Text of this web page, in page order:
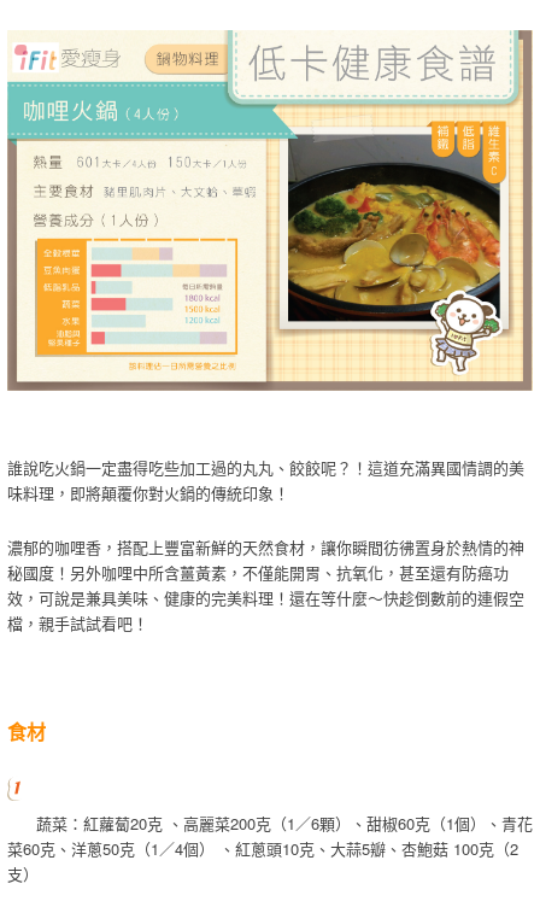
誰說吃火鍋一定盡得吃些加工過的丸丸、餃餃呢？！這道充滿異國情調的美
味料理，即將顛覆你對火鍋的傳統印象！
濃郁的咖哩香，搭配上豐富新鮮的天然食材，讓你瞬間彷彿置身於熱情的神
秘國度！另外咖哩中所含薑黃素，不僅能開胃、抗氧化，甚至還有防癌功
效，可說是兼具美味、健康的完美料理！還在等什麼～快趁倒數前的連假空
檔，親手試試看吧！
食材
蔬菜：紅蘿蔔20克 、高麗菜200克（1／6顆）、甜椒60克（1個）、青花
菜60克、洋蔥50克（1／4個） 、紅蔥頭10克、大蒜5瓣、杏鮑菇 100克（2
支）